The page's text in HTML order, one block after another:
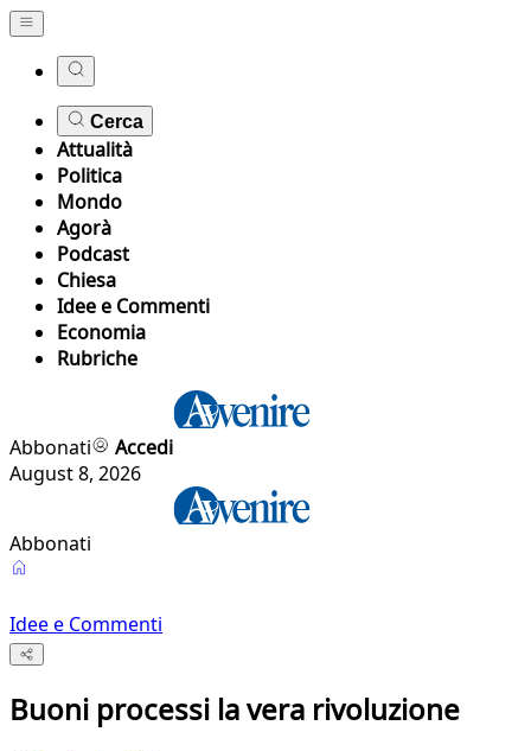
Cerca
Attualità
Politica
Mondo
Agorà
Podcast
Chiesa
Idee e Commenti
Economia
Rubriche
Abbonati
Accedi
August 8, 2026
Abbonati
Idee e Commenti
Buoni processi la vera rivoluzione